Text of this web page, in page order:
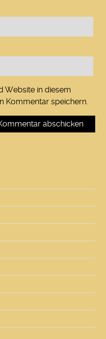
Website in diesem
Kommentar speichern.